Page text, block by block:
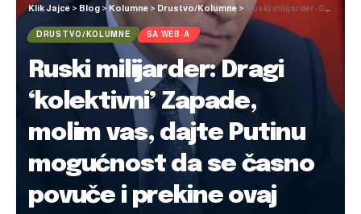
Klik Jajce > Blog > Kolumne > Drustvo/Kolumne > Ruski milijarder: Dragi ‘kolektivni’ Zapade, molim vas, dajte Putinu mogućnost da se časno povuče i prekine ovaj pokolj
DRUSTVO/KOLUMNE SA WEB-A
Ruski milijarder: Dragi
‘kolektivni’ Zapade,
molim vas, dajte Putinu
mogućnost da se časno
povuče i prekine ovaj